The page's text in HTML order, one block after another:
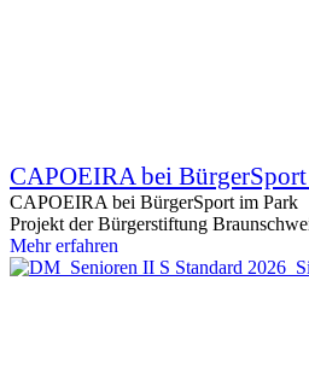
CAPOEIRA bei
CAPOEIRA bei BürgerSport im Park
Projekt der Bürgerstiftung
Mehr erfahren